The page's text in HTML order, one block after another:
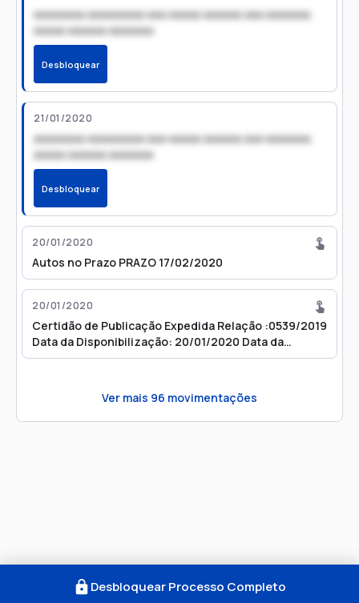
xxxxxxxx xxxxxxxxx xxx xxxxx xxxxxx xxx xxxxxxx
xxxxx xxxxxx xxxxxxx
Desbloquear
21/01/2020
xxxxxxxx xxxxxxxxx xxx xxxxx xxxxxx xxx xxxxxxx
xxxxx xxxxxx xxxxxxx
Desbloquear
20/01/2020
Autos no Prazo PRAZO 17/02/2020
20/01/2020
Certidão de Publicação Expedida Relação :0539/2019
Data da Disponibilização: 20/01/2020 Data da
Publicação: 21/01/2020 Número do Diário: Página:
Ver mais 96 movimentações
Desbloquear Processo Completo